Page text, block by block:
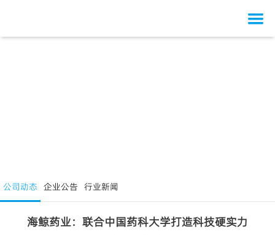
业务合作
研发合作
研发成果
生产车间规模
生产车间
公司动态
企业公告
人才资源
人才战略
投资者关系
公司动态 企业公告 行业新闻
海鲸药业：联合中国药科大学打造科技硬实力